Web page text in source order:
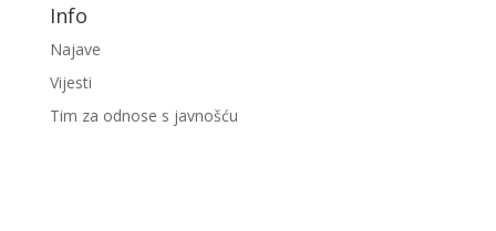
Info
Najave
Vijesti
Tim za odnose s javnošću